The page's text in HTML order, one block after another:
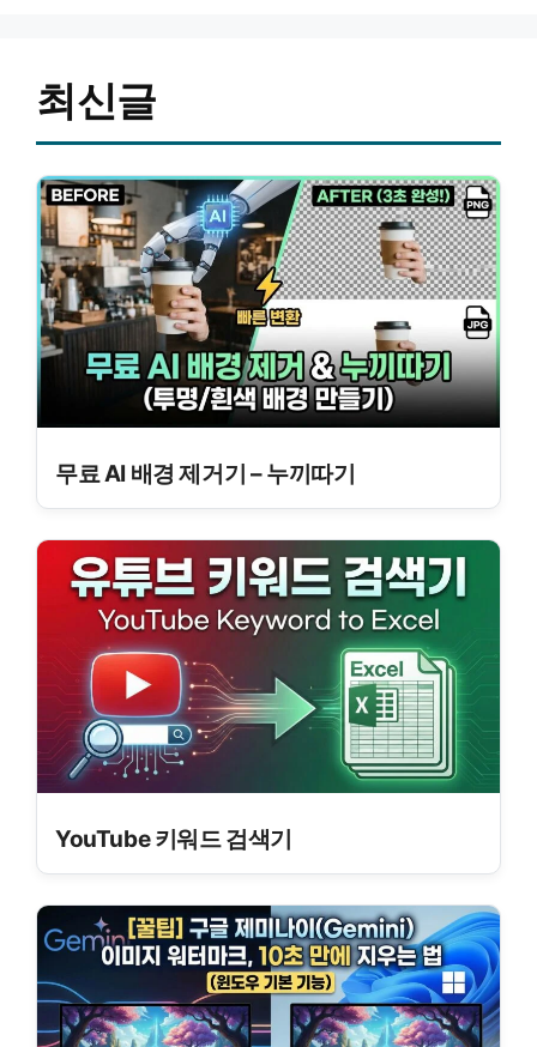
최신글
무료 AI 배경 제거기 – 누끼따기
YouTube 키워드 검색기